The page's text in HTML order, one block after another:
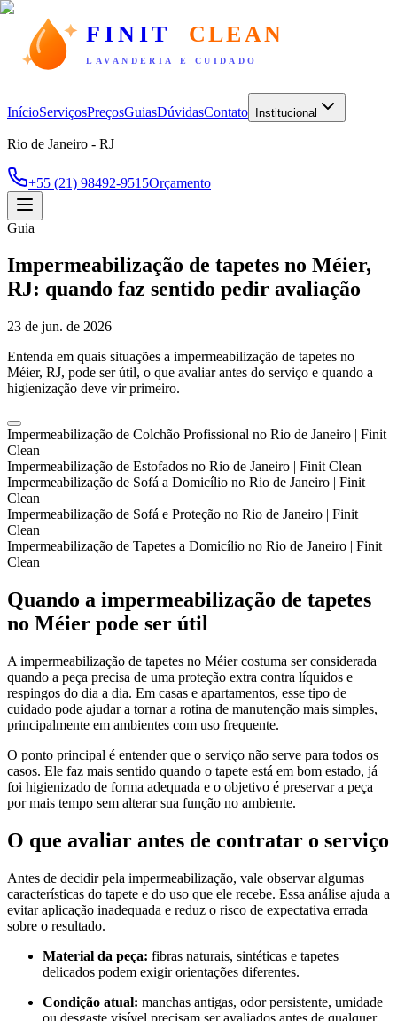
FINIT CLEAN
LAVANDERIA E CUIDADO
InícioServiçosPreçosGuiasDúvidasContato Institucional
Rio de Janeiro - RJ
+55 (21) 98492-9515Orçamento
Guia
Impermeabilização de tapetes no Méier,
RJ: quando faz sentido pedir avaliação
23 de jun. de 2026
Entenda em quais situações a impermeabilização de tapetes no
Méier, RJ, pode ser útil, o que avaliar antes do serviço e quando a
higienização deve vir primeiro.
Impermeabilização de Colchão Profissional no Rio de Janeiro | Finit
Clean
Impermeabilização de Estofados no Rio de Janeiro | Finit Clean
Impermeabilização de Sofá a Domicílio no Rio de Janeiro | Finit
Clean
Impermeabilização de Sofá e Proteção no Rio de Janeiro | Finit
Clean
Impermeabilização de Tapetes a Domicílio no Rio de Janeiro | Finit
Clean
Quando a impermeabilização de tapetes
no Méier pode ser útil
A impermeabilização de tapetes no Méier costuma ser considerada
quando a peça precisa de uma proteção extra contra líquidos e
respingos do dia a dia. Em casas e apartamentos, esse tipo de
cuidado pode ajudar a tornar a rotina de manutenção mais simples,
principalmente em ambientes com uso frequente.
O ponto principal é entender que o serviço não serve para todos os
casos. Ele faz mais sentido quando o tapete está em bom estado, já
foi higienizado de forma adequada e o objetivo é preservar a peça
por mais tempo sem alterar sua função no ambiente.
O que avaliar antes de contratar o serviço
Antes de decidir pela impermeabilização, vale observar algumas
características do tapete e do uso que ele recebe. Essa análise ajuda a
evitar aplicação inadequada e reduz o risco de expectativa errada
sobre o resultado.
Material da peça: fibras naturais, sintéticas e tapetes
delicados podem exigir orientações diferentes.
Condição atual: manchas antigas, odor persistente, umidade
ou desgaste visível precisam ser avaliados antes de qualquer